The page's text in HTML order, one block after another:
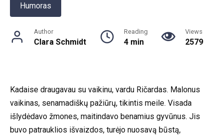
Humoras
Author
Clara Schmidt
Reading
4 min
Views
2579
Kadaise draugavau su vaikinu, vardu Ričardas. Malonus
vaikinas, senamadiškų pažiūrų, tikintis meile. Visada
išlydėdavo žmones, maitindavo benamius gyvūnus. Jis
buvo patrauklios išvaizdos, turėjo nuosavą būstą,